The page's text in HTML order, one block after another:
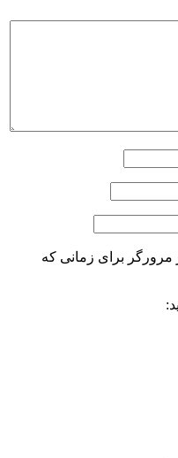
مرورگر برای زمانی که